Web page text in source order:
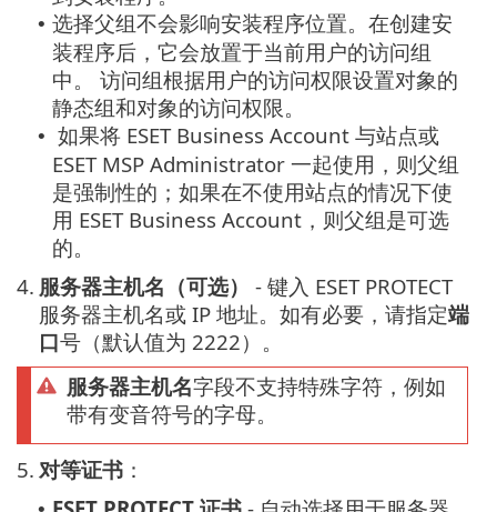
• 选择父组不会影响安装程序位置。在创建安
装程序后，它会放置于当前用户的访问组
中。 访问组根据用户的访问权限设置对象的
静态组和对象的访问权限。
• 如果将 ESET Business Account 与站点或
ESET MSP Administrator 一起使用，则父组
是强制性的；如果在不使用站点的情况下使
用 ESET Business Account，则父组是可选
的。
4. 服务器主机名（可选）
- 键入 ESET PROTECT
服务器主机名或 IP 地址。如有必要，请指定端
口号（默认值为 2222）。
服务器主机名字段不支持特殊字符，例如
带有变音符号的字母。
5. 对等证书 ：